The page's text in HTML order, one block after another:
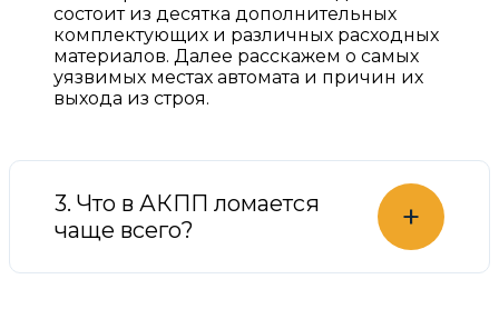
состоит из десятка дополнительных
комплектующих и различных расходных
материалов. Далее расскажем о самых
уязвимых местах автомата и причин их
выхода из строя.
3. Что в АКПП ломается
чаще всего?
+